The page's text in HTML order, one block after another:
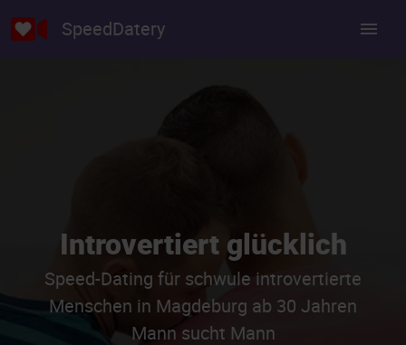
SpeedDatery
Introvertiert glücklich
Speed-Dating für schwule introvertierte
Menschen in Magdeburg ab 30 Jahren
Mann sucht Mann